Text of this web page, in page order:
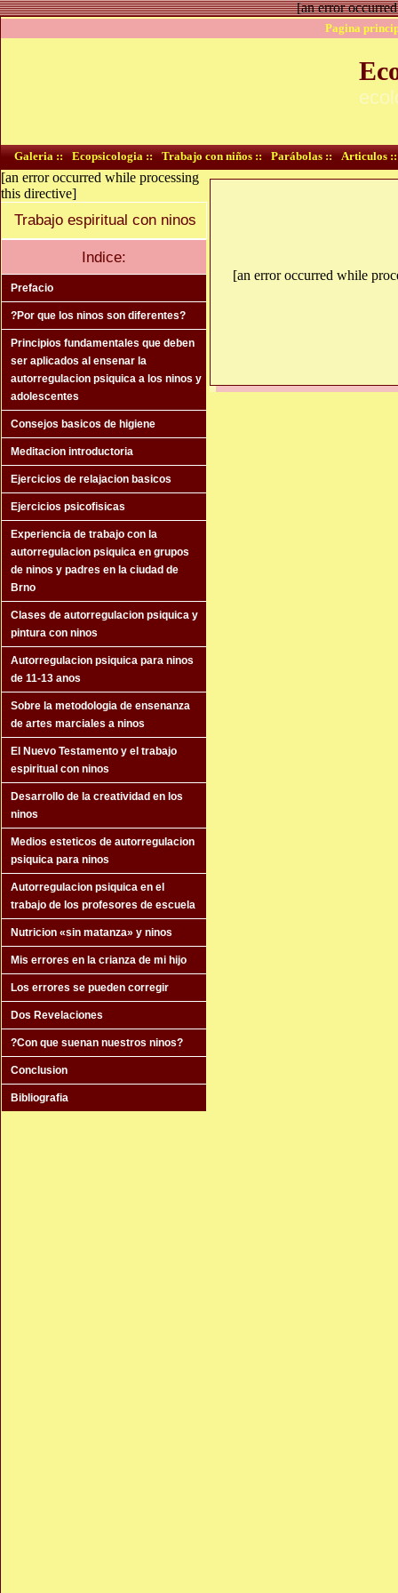
[an error
Pagina
Galeria :: Ecopsicologia :: Trabajo con niños :: Parábolas :: Articulos ::
[an error occurred while processing
this directive]
Trabajo espiritual con ninos
Indice:
Prefacio
?Por que los ninos son diferentes?
Principios fundamentales que deben
ser aplicados al ensenar la
autorregulacion psiquica a los ninos y
adolescentes
Consejos basicos de higiene
Meditacion introductoria
Ejercicios de relajacion basicos
Ejercicios psicofisicas
Experiencia de trabajo con la
autorregulacion psiquica en grupos
de ninos y padres en la ciudad de
Brno
Clases de autorregulacion psiquica y
pintura con ninos
Autorregulacion psiquica para ninos
de 11-13 anos
Sobre la metodologia de ensenanza
de artes marciales a ninos
El Nuevo Testamento y el trabajo
espiritual con ninos
Desarrollo de la creatividad en los
ninos
Medios esteticos de autorregulacion
psiquica para ninos
Autorregulacion psiquica en el
trabajo de los profesores de escuela
Nutricion «sin matanza» y ninos
Mis errores en la crianza de mi hijo
Los errores se pueden corregir
Dos Revelaciones
?Con que suenan nuestros ninos?
Conclusion
Bibliografia
[an error occurred while